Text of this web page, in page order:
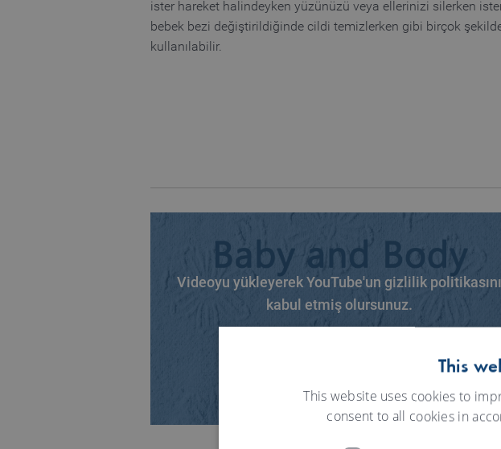
ister hareket halindeyken yüzünüzü veya ellerinizi silerken
bebek bezi değiştirildiğinde cildi temizlerken gibi birçok
kullanılabilir.
Videoyu yükleyerek YouTube'un gizlilik politikasını
kabul etmiş olursunuz.
This
This website uses cookies to
consent to all cookies in